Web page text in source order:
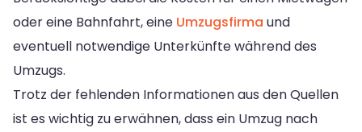
oder eine Bahnfahrt, eine Umzugsfirma und
eventuell notwendige Unterkünfte während des
Umzugs.
Trotz der fehlenden Informationen aus den Quellen
ist es wichtig zu erwähnen, dass ein Umzug nach